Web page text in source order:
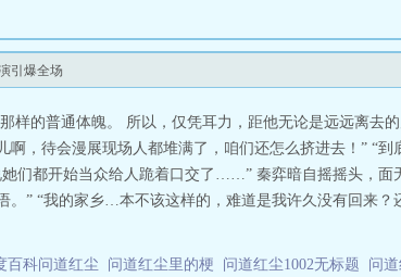
引爆全场
样的普通体魄。 所以，仅凭耳力，距他无论是远远离去
，待会漫展现场人都堆满了，咱们还怎么挤进去！” “
们都开始当众给人跪着口交了……” 秦弈暗自摇摇头，面
。” “我的家乡…本不该这样的，难道是我许久没有回来
百科问道红尘 问道红尘里的梗 问道红尘1002无标题 问